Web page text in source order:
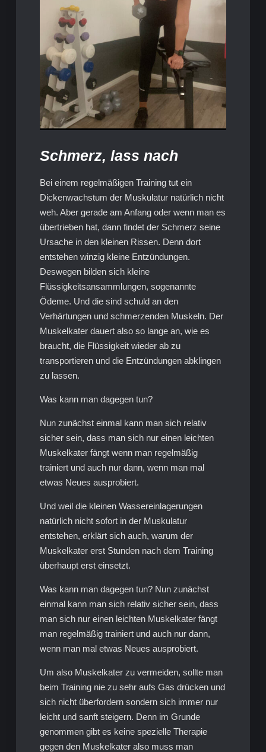
Schmerz, lass nach
Bei einem regelmäßigen Training tut ein
Dickenwachstum der Muskulatur natürlich nicht
weh. Aber gerade am Anfang oder wenn man es
übertrieben hat, dann findet der Schmerz seine
Ursache in den kleinen Rissen. Denn dort
entstehen winzig kleine Entzündungen.
Deswegen bilden sich kleine
Flüssigkeitsansammlungen, sogenannte
Ödeme. Und die sind schuld an den
Verhärtungen und schmerzenden Muskeln. Der
Muskelkater dauert also so lange an, wie es
braucht, die Flüssigkeit wieder ab zu
transportieren und die Entzündungen abklingen
zu lassen.
Was kann man dagegen tun?
Nun zunächst einmal kann man sich relativ
sicher sein, dass man sich nur einen leichten
Muskelkater fängt wenn man regelmäßig
trainiert und auch nur dann, wenn man mal
etwas Neues ausprobiert.
Und weil die kleinen Wassereinlagerungen
natürlich nicht sofort in der Muskulatur
entstehen, erklärt sich auch, warum der
Muskelkater erst Stunden nach dem Training
überhaupt erst einsetzt.
Was kann man dagegen tun? Nun zunächst
einmal kann man sich relativ sicher sein, dass
man sich nur einen leichten Muskelkater fängt
man regelmäßig trainiert und auch nur dann,
wenn man mal etwas Neues ausprobiert.
Um also Muskelkater zu vermeiden, sollte man
beim Training nie zu sehr aufs Gas drücken und
sich nicht überfordern sondern sich immer nur
leicht und sanft steigern. Denn im Grunde
genommen gibt es keine spezielle Therapie
gegen den Muskelkater also muss man